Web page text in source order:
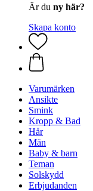
Är du ny här?
Skapa konto
Varumärken
Ansikte
Smink
Kropp & Bad
Hår
Män
Baby & barn
Teman
Solskydd
Erbjudanden